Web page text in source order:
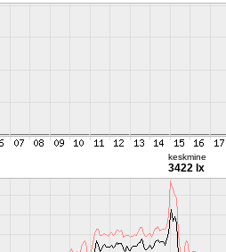
keskmine
3422 lx